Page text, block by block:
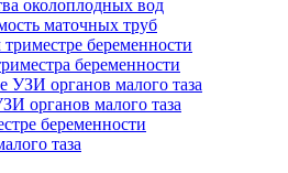
околоплодных вод
маточных труб
беременности
беременности
УЗИ органов малого таза
органов малого таза
беременности
таза